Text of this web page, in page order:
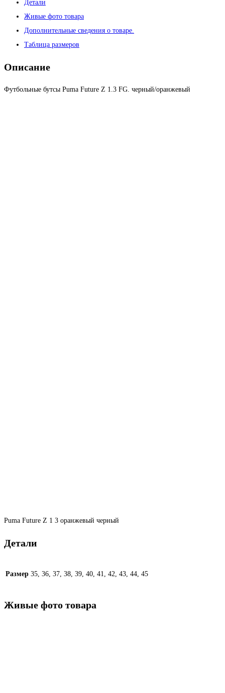
Детали
Живые фото товара
Дополнительные сведения о товаре.
Таблица размеров
Описание
Футбольные бутсы Puma Future Z 1.3 FG. черный/оранжевый
Puma Future Z 1 3 оранжевый черный
Детали
Размер 35, 36, 37, 38, 39, 40, 41, 42, 43, 44, 45
Живые фото товара